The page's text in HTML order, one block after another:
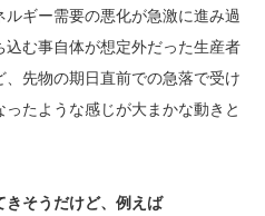
ギー需要の悪化が急激に進み過
む事自体が想定外だった生産者
先物の期日直前での急落で受け
たような感じが大まかな動きと
きそうだけど、例えば